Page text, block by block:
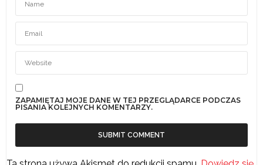
ZAPAMIĘTAJ MOJE DANE W TEJ PRZEGLĄDARCE PODCZAS
PISANIA KOLEJNYCH KOMENTARZY.